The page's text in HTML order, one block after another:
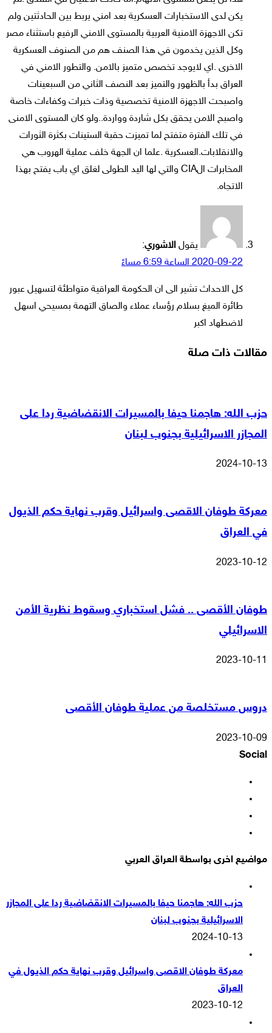
يكن لدى الاستخبارات العسكرية بعد امني يربط بين الحادثتين ولم
تكن الاجهزة الامنية العربية بالمستوى الامني الرفيع باستثناء مصر
وكل الذين يخدمون في هذا الصنف هم من الصنوف العسكرية
الاخرى .اي لايوجد تخصص متميز بالامن. والتطور الامني في
العراق بدأ بالظهور والتميز بعد النصف الثاني من السبعينات
واصبحت الاجهزة الامنية تخصصية وذات خبرات وكفاءات خاصة
واصبح الامن يحقق بكل شاردة وواردة..ولو كان المستوى الامنى
في تلك الفترة متفتح لما تميزت حقبة الستينات بكثرة الثورات
والانقلابات.العسكرية .علما ان الجهة خلف عملية الهروب هي
المخابرات الCIA والتي لها اليد الطولى لغلق اي باب يفتح بهذا
الاتجاه.
يقول الاشوري:
2020-09-22 الساعة 6:59 مساءً
كل الاحداث تشير الى ان الحكومة العراقية متواطئة لتسهيل عبور
طائرة الميغ بسلام رؤساء عملاء والصاق التهمة بمسيحي اسهل
لاضطهاد اكبر
مقالات ذات صلة
حزب الله: هاجمنا حيفا بالمسيرات الانقضاضية ردا على
المجازر الاسرائيلية بجنوب لبنان
2024-10-13
معركة طوفان الاقصى واسرائيل وقرب نهاية حكم الذيول
في العراق
2023-10-12
طوفان الأقصى .. فشل استخباري وسقوط نظرية الأمن
الاسرائيلي
2023-10-11
دروس مستخلصة من عملية طوفان الأقصى
2023-10-09
Social
مواضيع اخرى بواسطة العراق العربي
حزب الله: هاجمنا حيفا بالمسيرات الانقضاضية ردا على المجازر
الاسرائيلية بجنوب لبنان
2024-10-13
معركة طوفان الاقصى واسرائيل وقرب نهاية حكم الذيول في
العراق
2023-10-12